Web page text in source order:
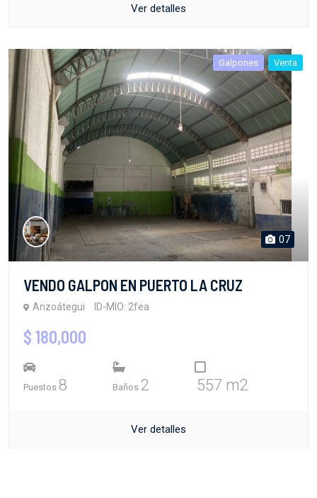
Ver detalles
Galpones Venta
07
VENDO GALPON EN PUERTO LA CRUZ
Anzoátegui ID-MIO: 2fea
$ 180,000
Puestos 8 Baños 2 557 m2
Ver detalles